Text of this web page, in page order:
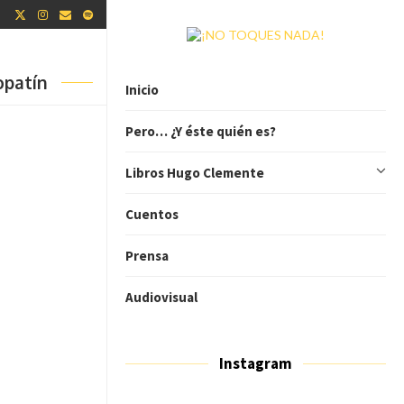
Inicio
Pero… ¿Y éste quién es?
Libros Hugo Clemente
Cuentos
Prensa
Audiovisual
Instagram